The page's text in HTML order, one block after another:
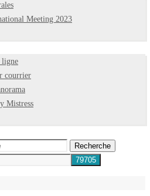
Meeting 2023
ligne
courrier
Mistress
Recherche